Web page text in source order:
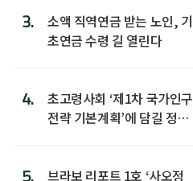
3.
소액 직역연금 받는 노인, 기
초연금 수령 길 열린다
4.
초고령사회 ‘제1차 국가인구
전략 기본계획’에 담길 정책
5.
브라보 리포트 1호 ‘사오정